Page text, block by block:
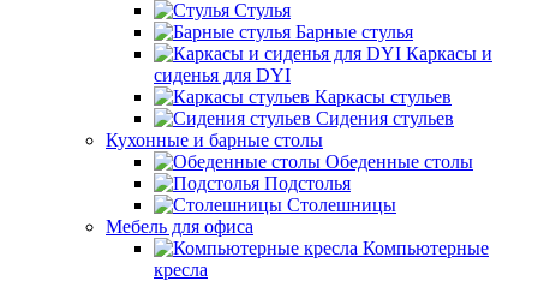
Стулья
Барные стулья
Каркасы и
сиденья для DYI
Каркасы стульев
Сидения стульев
Кухонные и барные столы
Обеденные столы
Подстолья
Столешницы
Мебель для офиса
Компьютерные
кресла